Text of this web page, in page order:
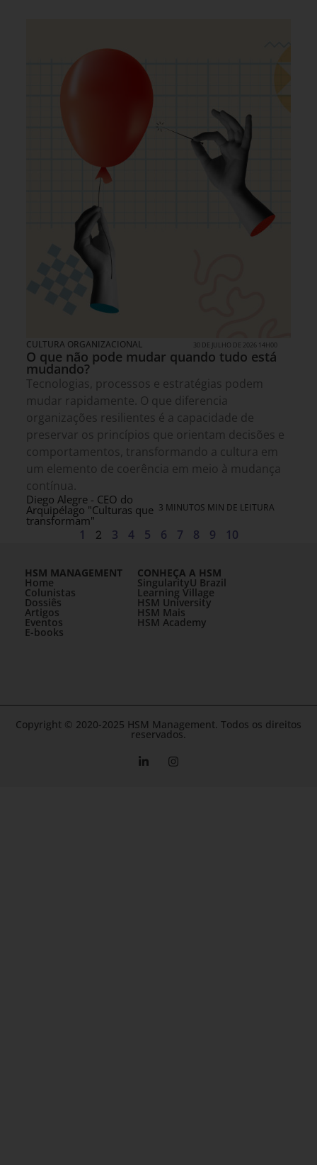
CULTURA ORGANIZACIONAL 30 DE JULHO DE 2026 14H00
O que não pode mudar quando tudo está
mudando?
Tecnologias, processos e estratégias podem
mudar rapidamente. O que diferencia
organizações resilientes é a capacidade de
preservar os princípios que orientam decisões e
comportamentos, transformando a cultura em
um elemento de coerência em meio à mudança
contínua.
Diego Alegre - CEO do
Arquipélago "Culturas que
transformam"
3 MINUTOS MIN DE LEITURA
1 2 3 4 5 6 7 8 9 10
HSM MANAGEMENT
Home
Colunistas
Dossiês
Artigos
Eventos
E-books
CONHEÇA A HSM
SingularityU Brazil
Learning Village
HSM University
HSM Mais
HSM Academy
Copyright © 2020-2025 HSM Management. Todos os direitos
reservados.